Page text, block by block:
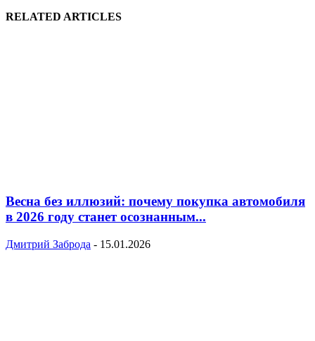
RELATED ARTICLES
Весна без иллюзий: почему покупка автомобиля
в 2026 году станет осознанным...
Дмитрий Заброда - 15.01.2026